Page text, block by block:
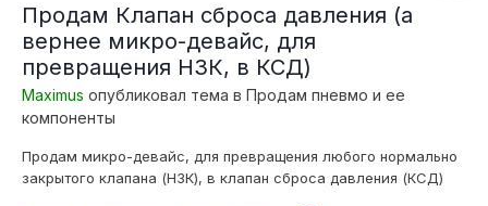
Продам Клапан сброса давления (а
вернее микро-девайс, для
превращения НЗК, в КСД)
Maximus опубликовал тема в Продам пневмо и ее
компоненты
Продам микро-девайс, для превращения любого нормально
закрытого клапана (НЗК), в клапан сброса давления (КСД)